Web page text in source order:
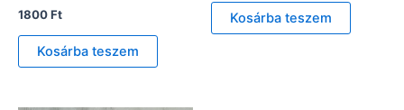
1800Ft
Kosárba teszem
Kosárba teszem